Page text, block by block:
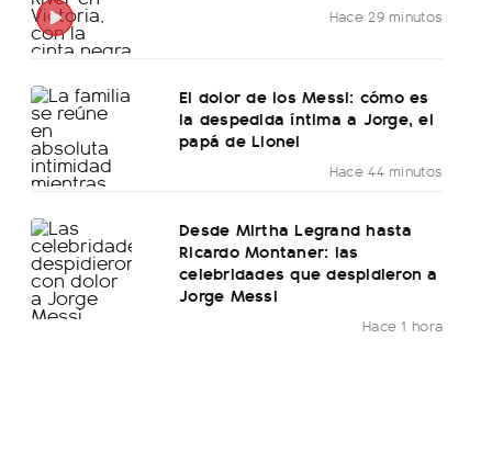
Hace 29 minutos
El dolor de los Messi: cómo es
la despedida íntima a Jorge, el
papá de Lionel
Hace 44 minutos
Desde Mirtha Legrand hasta
Ricardo Montaner: las
celebridades que despidieron a
Jorge Messi
Hace 1 hora